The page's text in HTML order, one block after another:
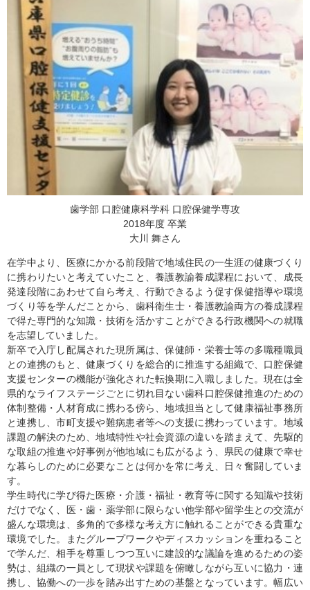
歯学部 口腔健康科学科 口腔保健学専攻
2018年度 卒業
大川 舞さん
在学中より、医療にかかる前段階で地域住民の一生涯の健康づくり
に携わりたいと考えていたこと、養護教諭養成課程において、成長
発達段階にあわせて自ら考え、行動できるよう促す保健指導や環境
づくり等を学んだことから、歯科衛生士・養護教諭両方の養成課程
で得た専門的な知識・技術を活かすことができる行政機関への就職
を志望していました。
新卒で入庁し配属された現所属は、保健師・栄養士等の多職種職員
との連携のもと、健康づくりを総合的に推進する組織で、口腔保健
支援センターの機能が強化された転換期に入職しました。現在は全
県的なライフステージごとに切れ目ない歯科口腔保健推進のための
体制整備・人材育成に携わる傍ら、地域担当として健康福祉事務所
と連携し、市町支援や難病患者等への支援に携わっています。地域
課題の解決のため、地域特性や社会資源の違いを踏まえて、先駆的
な取組の推進や好事例が他地域にも広がるよう、県民の健康で幸せ
な暮らしのために必要なことは何かを常に考え、日々奮闘していま
す。
学生時代に学び得た医療・介護・福祉・教育等に関する知識や技術
だけでなく、医・歯・薬学部に限らない他学部や留学生との交流が
盛んな環境は、多角的で多様な考え方に触れることができる貴重な
環境でした。またグループワークやディスカッションを重ねること
で学んだ、相手を尊重しつつ互いに建設的な議論を進めるための姿
勢は、組織の一員として現状や課題を俯瞰しながら互いに協力・連
携し、協働への一歩を踏み出すための基盤となっています。幅広い